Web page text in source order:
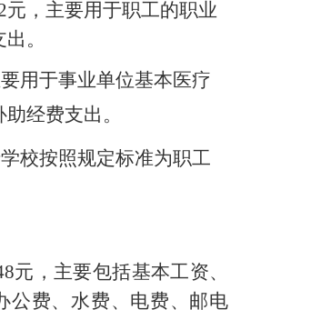
元，主要用于职工的职业
。
用于事业单位基本医疗
经费支出。
校按照规定标准为职工
元，主要包括基本工资、
公费、水费、电费、邮电